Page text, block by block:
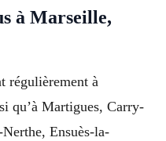
à Marseille,
régulièrement à
qu’à Martigues, Carry-
Ensuès-la-